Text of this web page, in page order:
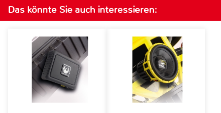
Das könnte Sie auch interessieren: